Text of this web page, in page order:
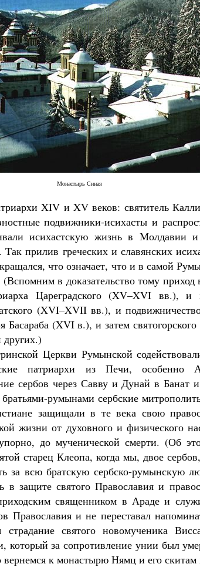
Монастырь Синая
XIV и XV веков: святитель
подвижники-исихасты и
исихастскую жизнь в Молдавии и
прилив греческих и славянских
что означает, что и в самой
в доказательство тому
Цареградского (XV–XVI вв.), и
(XVI–XVII вв.), и
(XVI в.), и затем святогорского
Церкви Румынской
патриархи из Печи, особенно
сербов через Савву и Дунай в Банат
румынами сербские
защищали в те века свою
жизни от духовного и физического
до мученической смерти. (Об
старец Клеопа, когда мы, двое
за всю братскую сербско-румынскую
в защите святого Православия и
священником в Араде и
Православия и не переставал
святого новомученика
который за сопротивление унии был
вернемся к монастырю Нямц и его